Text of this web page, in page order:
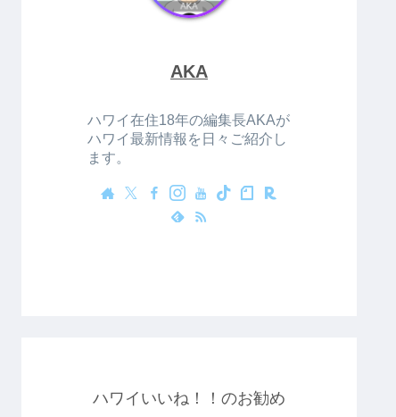
AKA
ハワイ在住18年の編集長AKAが
ハワイ最新情報を日々ご紹介し
ます。
ハワイいいね！！のお勧め